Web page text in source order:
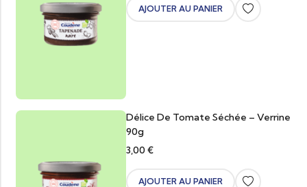
AJOUTER AU PANIER
Délice De Tomate Séchée – Verrine
90g
3,00 €
AJOUTER AU PANIER